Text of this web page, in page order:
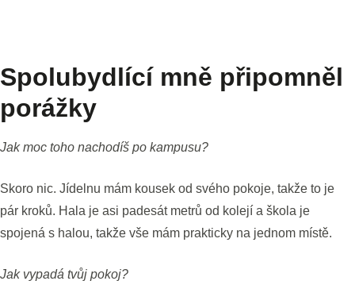
Spolubydlící mně připomněl
porážky
Jak moc toho nachodíš po kampusu?
Skoro nic. Jídelnu mám kousek od svého pokoje, takže to je
pár kroků. Hala je asi padesát metrů od kolejí a škola je
spojená s halou, takže vše mám prakticky na jednom místě.
Jak vypadá tvůj pokoj?